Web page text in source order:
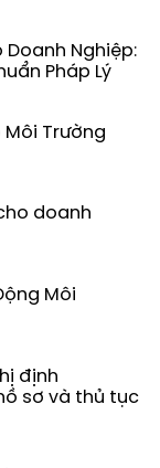
Doanh Nghiệp:
Pháp Lý
Môi Trường
doanh
Môi
định
sơ và thủ tục